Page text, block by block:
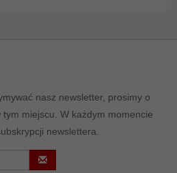
nasz newsletter, prosimy o
miejscu. W każdym momencie
newslettera.